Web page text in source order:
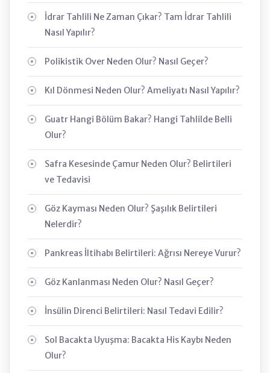
İdrar Tahlili Ne Zaman Çıkar? Tam İdrar Tahlili
Nasıl Yapılır?
Polikistik Over Neden Olur? Nasıl Geçer?
Kıl Dönmesi Neden Olur? Ameliyatı Nasıl Yapılır?
Guatr Hangi Bölüm Bakar? Hangi Tahlilde Belli
Olur?
Safra Kesesinde Çamur Neden Olur? Belirtileri
ve Tedavisi
Göz Kayması Neden Olur? Şaşılık Belirtileri
Nelerdir?
Pankreas İltihabı Belirtileri: Ağrısı Nereye Vurur?
Göz Kanlanması Neden Olur? Nasıl Geçer?
İnsülin Direnci Belirtileri: Nasıl Tedavi Edilir?
Sol Bacakta Uyuşma: Bacakta His Kaybı Neden
Olur?